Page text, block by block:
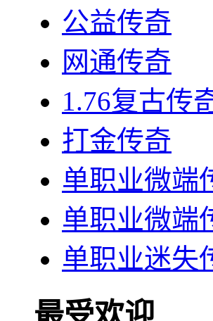
公益传奇
网通传奇
1.76复古传
打金传奇
单职业微端
单职业微端
单职业迷失